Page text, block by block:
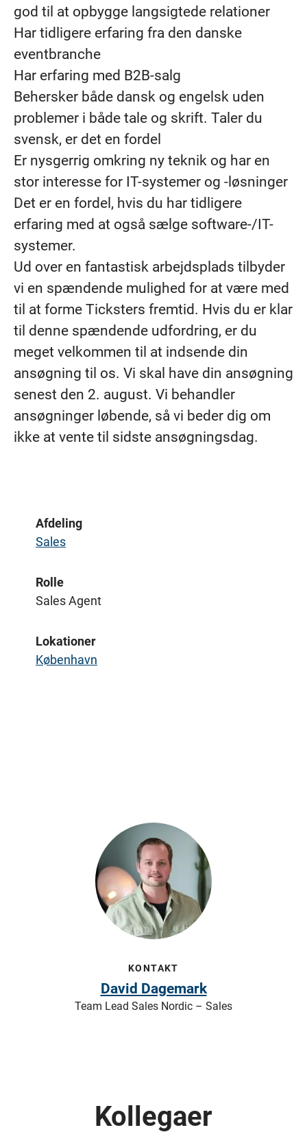
god til at opbygge langsigtede relationer
Har tidligere erfaring fra den danske
eventbranche
Har erfaring med B2B-salg
Behersker både dansk og engelsk uden
problemer i både tale og skrift. Taler du
svensk, er det en fordel
Er nysgerrig omkring ny teknik og har en
stor interesse for IT-systemer og -løsninger
Det er en fordel, hvis du har tidligere
erfaring med at også sælge software-/IT-
systemer.
Ud over en fantastisk arbejdsplads tilbyder
vi en spændende mulighed for at være med
til at forme Ticksters fremtid. Hvis du er klar
til denne spændende udfordring, er du
meget velkommen til at indsende din
ansøgning til os. Vi skal have din ansøgning
senest den 2. august. Vi behandler
ansøgninger løbende, så vi beder dig om
ikke at vente til sidste ansøgningsdag.
Afdeling
Sales
Rolle
Sales Agent
Lokationer
København
KONTAKT
David Dagemark
Team Lead Sales Nordic – Sales
Kollegaer